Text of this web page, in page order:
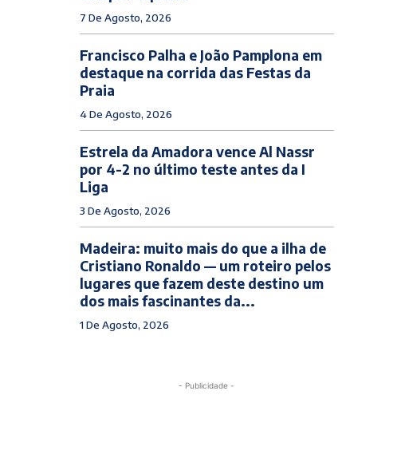
7 De Agosto, 2026
Francisco Palha e João Pamplona em
destaque na corrida das Festas da
Praia
4 De Agosto, 2026
Estrela da Amadora vence Al Nassr
por 4-2 no último teste antes da I
Liga
3 De Agosto, 2026
Madeira: muito mais do que a ilha de
Cristiano Ronaldo — um roteiro pelos
lugares que fazem deste destino um
dos mais fascinantes da...
1 De Agosto, 2026
- Publicidade -